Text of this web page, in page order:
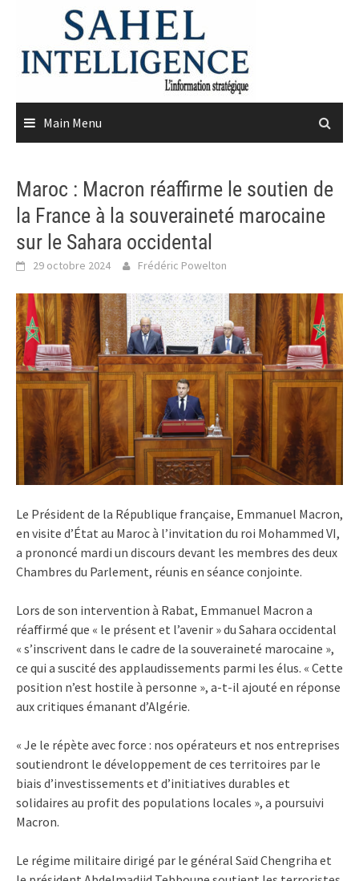
content
Main Menu
Maroc : Macron réaffirme le soutien de
la France à la souveraineté marocaine
sur le Sahara occidental
29 octobre 2024 Frédéric Powelton
Le Président de la République française, Emmanuel Macron,
en visite d’État au Maroc à l’invitation du roi Mohammed VI,
a prononcé mardi un discours devant les membres des deux
Chambres du Parlement, réunis en séance conjointe.
Lors de son intervention à Rabat, Emmanuel Macron a
réaffirmé que « le présent et l’avenir » du Sahara occidental
« s’inscrivent dans le cadre de la souveraineté marocaine »,
ce qui a suscité des applaudissements parmi les élus. « Cette
position n’est hostile à personne », a-t-il ajouté en réponse
aux critiques émanant d’Algérie.
« Je le répète avec force : nos opérateurs et nos entreprises
soutiendront le développement de ces territoires par le
biais d’investissements et d’initiatives durables et
solidaires au profit des populations locales », a poursuivi
Macron.
Le régime militaire dirigé par le général Saïd Chengriha et